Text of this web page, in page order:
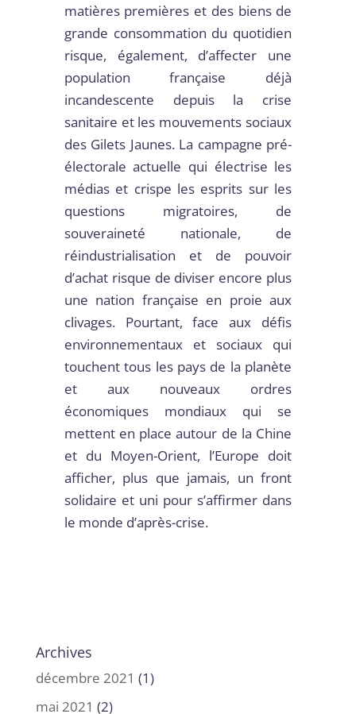
matières premières et des biens de
grande consommation du quotidien
risque, également, d’affecter une
population française déjà
incandescente depuis la crise
sanitaire et les mouvements sociaux
des Gilets Jaunes. La campagne pré-
électorale actuelle qui électrise les
médias et crispe les esprits sur les
questions migratoires, de
souveraineté nationale, de
réindustrialisation et de pouvoir
d’achat risque de diviser encore plus
une nation française en proie aux
clivages. Pourtant, face aux défis
environnementaux et sociaux qui
touchent tous les pays de la planète
et aux nouveaux ordres
économiques mondiaux qui se
mettent en place autour de la Chine
et du Moyen-Orient, l’Europe doit
afficher, plus que jamais, un front
solidaire et uni pour s’affirmer dans
le monde d’après-crise.
Archives
décembre 2021 (1)
mai 2021 (2)